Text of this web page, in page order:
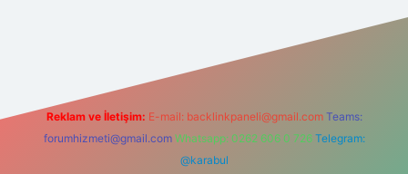
Reklam ve İletişim: E-mail: backlinkpaneli@gmail.com Teams:
forumhizmeti@gmail.com Whatsapp: 0262 606 0 726 Telegram:
@karabul